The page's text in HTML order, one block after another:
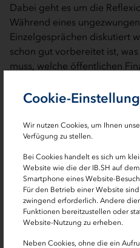
Cookie-
Wir nutzen Cookies, um Ihnen
Verfügung zu stellen.
Bei Cookies handelt es sich um
Website wie die der IB.SH auf
Smartphone eines Website-
Für den Betrieb einer Website
zwingend erforderlich. Andere
Funktionen bereitzustellen oder
Website-Nutzung zu erheben.
Neben Cookies, ohne die ein
Dabei geht es um die
Während eines
Einzelgesprächen diskutiert
schon gut vorbereitet ist,
muss, welche öffentlichen
Fördermöglichkeiten
eine tragfähige Vollexistenz
15.11.22 stündlich ab 09:00
Mehr Informationen zur
Zur Anmeldung geht es
Und was läuft sonst